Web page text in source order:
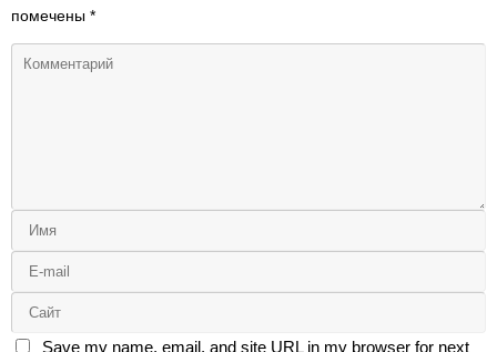
помечены *
Save my name, email, and site URL in my browser for next